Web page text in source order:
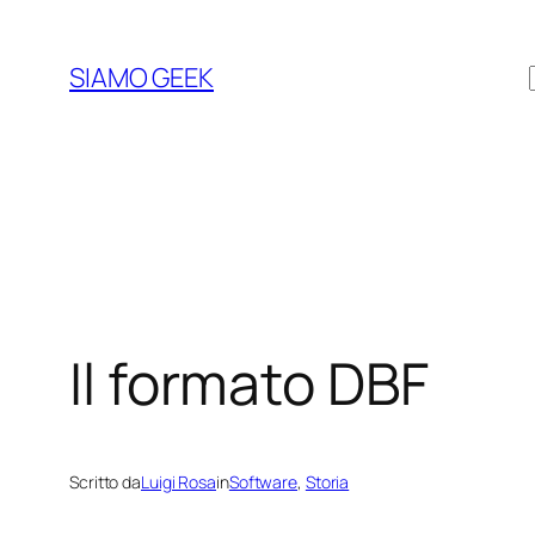
contenuto
SIAMO GEEK
Il formato DBF
Scritto daLuigi RosainSoftware, Storia